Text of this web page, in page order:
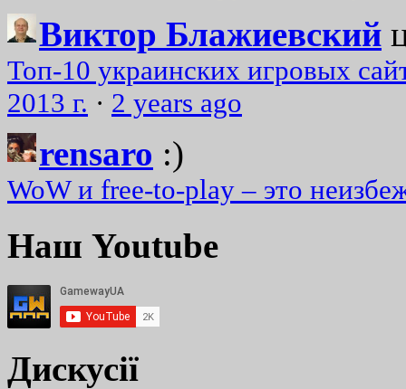
Виктор Блажиевский
Топ-10 украинских игровых
2013 г. · 2 years ago
rensaro :)
WoW и free-to-play – это
Наш Youtube
Дискусії